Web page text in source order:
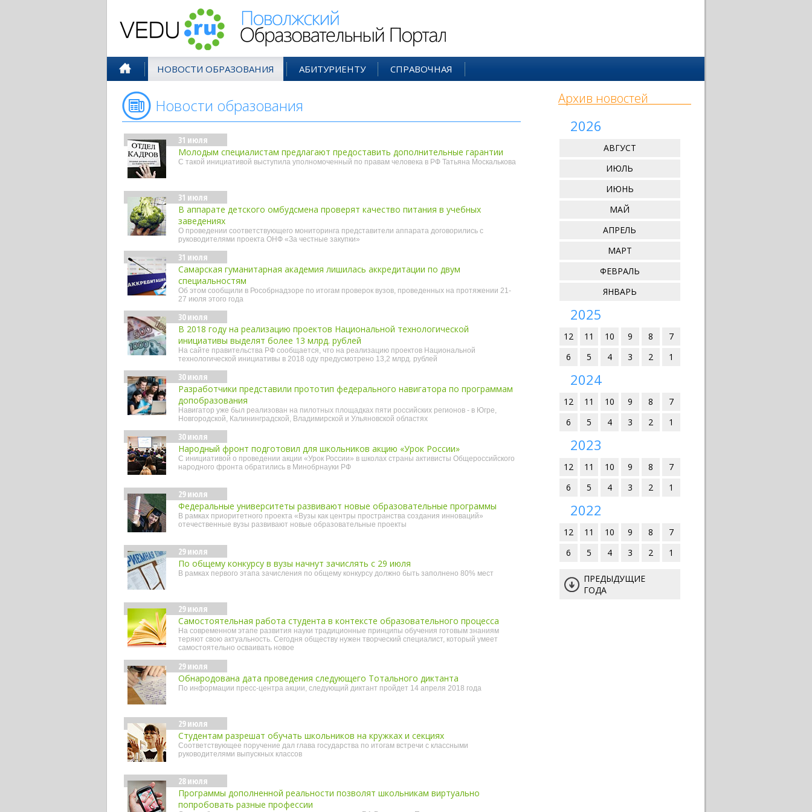
НОВОСТИ ОБРАЗОВАНИЯ АБИТУРИЕНТУ СПРАВОЧНАЯ
Новости образования
31 июля
Молодым специалистам предлагают предоставить дополнительные гарантии
С такой инициативой выступила уполномоченный по правам человека в РФ Татьяна Москалькова
31 июля
В аппарате детского омбудсмена проверят качество питания в учебных
заведениях
О проведении соответствующего мониторинга представители аппарата договорились с
руководителями проекта ОНФ «За честные закупки»
31 июля
Самарская гуманитарная академия лишилась аккредитации по двум
специальностям
Об этом сообщили в Рособрнадзоре по итогам проверок вузов, проведенных на протяжении 21-
27 июля этого года
30 июля
В 2018 году на реализацию проектов Национальной технологической
инициативы выделят более 13 млрд. рублей
На сайте правительства РФ сообщается, что на реализацию проектов Национальной
технологической инициативы в 2018 оду предусмотрено 13,2 млрд. рублей
30 июля
Разработчики представили прототип федерального навигатора по программам
допобразования
Навигатор уже был реализован на пилотных площадках пяти российских регионов - в Югре,
Новгородской, Калининградской, Владимирской и Ульяновской областях
30 июля
Народный фронт подготовил для школьников акцию «Урок России»
С инициативой о проведении акции «Урок России» в школах страны активисты Общероссийского
народного фронта обратились в Минобрнауки РФ
29 июля
Федеральные университеты развивают новые образовательные программы
В рамках приоритетного проекта «Вузы как центры пространства создания инноваций»
отечественные вузы развивают новые образовательные проекты
29 июля
По общему конкурсу в вузы начнут зачислять с 29 июля
В рамках первого этапа зачисления по общему конкурсу должно быть заполнено 80% мест
29 июля
Самостоятельная работа студента в контексте образовательного процесса
На современном этапе развития науки традиционные принципы обучения готовым знаниям
теряют свою актуальность. Сегодня обществу нужен творческий специалист, который умеет
самостоятельно осваивать новое
29 июля
Обнародована дата проведения следующего Тотального диктанта
По информации пресс-центра акции, следующий диктант пройдет 14 апреля 2018 года
29 июля
Студентам разрешат обучать школьников на кружках и секциях
Соответствующее поручение дал глава государства по итогам встречи с классными
руководителями выпускных классов
28 июля
Программы дополненной реальности позволят школьникам виртуально
попробовать разные профессии
Архив новостей
2026
АВГУСТ
ИЮЛЬ
ИЮНЬ
МАЙ
АПРЕЛЬ
МАРТ
ФЕВРАЛЬ
ЯНВАРЬ
2025
12 11 10 9 8
7
6
5 4 3 2 1
2024
12 11 10 9 8
7
6
5 4 3 2 1
2023
12 11 10 9 8
7
6
5 4 3 2 1
2022
12 11 10 9 8
7
6
5 4 3 2 1
ПРЕДЫДУЩИЕ
ГОДА